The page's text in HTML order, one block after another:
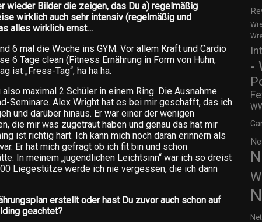
wieder Bilder die zeigen, das Du a) regelmäßig
wirklich auch sehr intensiv (regelmäßig und
alles wirklich ernst…
6 mal die Woche ins GYM. Vor allem Kraft und Cardio
6 Tage clean (Fitness Ernährung in Form von Huhn,
ist „Fress-Tag“, ha ha ha.
maximal 2 Schüler in einem Ring. Die Ausnahme
Seminare. Alex Wright hat es bei mir geschafft, das ich
und darüber hinaus. Er war einer der wenigen
die mir was zugetraut haben und genau das hat mir
ist richtig hart. Ich kann mich noch daran erinnern als
Er hat mich gefragt ob ich fit bin und schon
In meinem „jugendlichen Leichtsinn“ war ich so dreist
Liegestütze werde ich nie vergessen, die ich dann
erstellt oder hast Du zuvor auch schon auf
geachtet?
-